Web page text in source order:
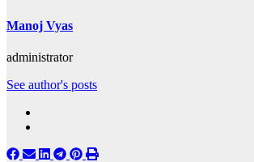
Manoj Vyas
administrator
See author's posts